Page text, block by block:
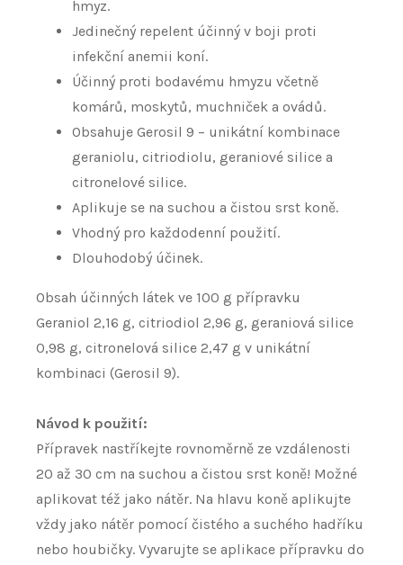
hmyz.
Jedinečný repelent účinný v boji proti
infekční anemii koní.
Účinný proti bodavému hmyzu včetně
komárů, moskytů, muchniček a ovádů.
Obsahuje Gerosil 9 – unikátní kombinace
geraniolu, citriodiolu, geraniové silice a
citronelové silice.
Aplikuje se na suchou a čistou srst koně.
Vhodný pro každodenní použití.
Dlouhodobý účinek.
Obsah účinných látek ve 100 g přípravku
Geraniol 2,16 g, citriodiol 2,96 g, geraniová silice
0,98 g, citronelová silice 2,47 g v unikátní
kombinaci (Gerosil 9).
Návod k použití:
Přípravek nastříkejte rovnoměrně ze vzdálenosti
20 až 30 cm na suchou a čistou srst koně! Možné
aplikovat též jako nátěr. Na hlavu koně aplikujte
vždy jako nátěr pomocí čistého a suchého hadříku
nebo houbičky. Vyvarujte se aplikace přípravku do